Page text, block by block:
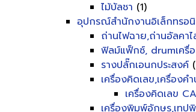
ไม้บัลชา (1)
อุปกรณ์สำนักงานอิเล็กทรอ
ถ่านไฟฉาย,ถ่านอัลคา
ฟิลม์แฟ็กซ์, drumเครื่
รางปลั๊กเอนกประสงค์
เครื่องคิดเลข,เครื่องค
เครื่องคิดเลข
เครื่องพิมพ์อักษร,เทป